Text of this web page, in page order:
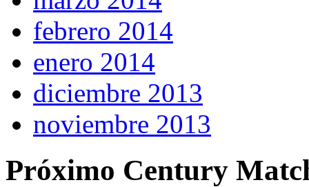
febrero 2014
enero 2014
diciembre 2013
noviembre 2013
Próximo Century